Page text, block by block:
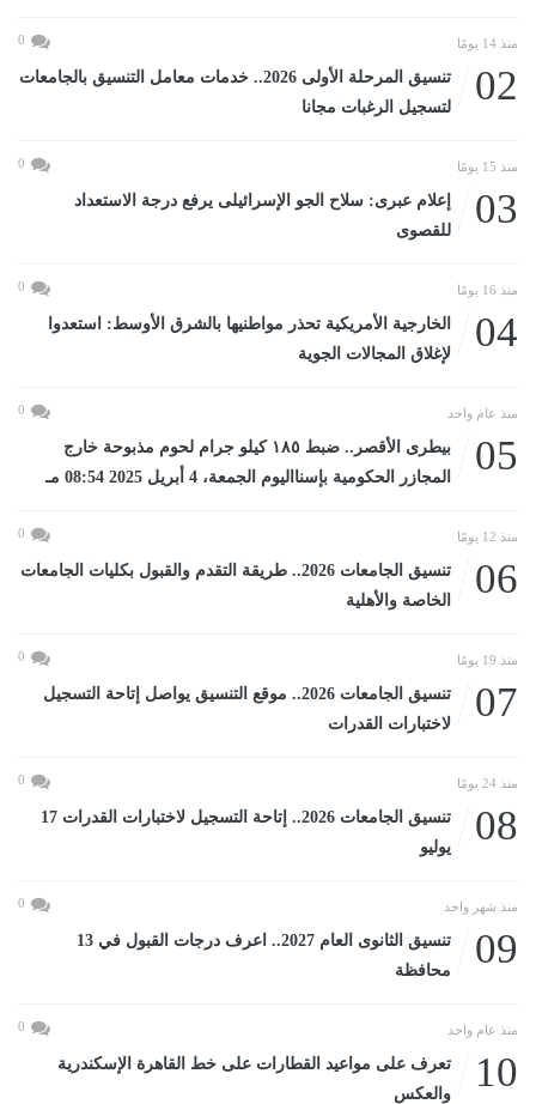
منذ 14 يومًا 0
02
تنسيق المرحلة الأولى 2026.. خدمات معامل التنسيق بالجامعات
لتسجيل الرغبات مجانا
منذ 15 يومًا 0
03
إعلام عبرى: سلاح الجو الإسرائيلى يرفع درجة الاستعداد
للقصوى
منذ 16 يومًا 0
04
الخارجية الأمريكية تحذر مواطنيها بالشرق الأوسط: استعدوا
لإغلاق المجالات الجوية
منذ عام واحد 0
05
بيطرى الأقصر.. ضبط ١٨٥ كيلو جرام لحوم مذبوحة خارج
المجازر الحكومية بإسنااليوم الجمعة، 4 أبريل 2025 08:54 مـ
منذ 12 يومًا 0
06
تنسيق الجامعات 2026.. طريقة التقدم والقبول بكليات الجامعات
الخاصة والأهلية
منذ 19 يومًا 0
07
تنسيق الجامعات 2026.. موقع التنسيق يواصل إتاحة التسجيل
لاختبارات القدرات
منذ 24 يومًا 0
08
تنسيق الجامعات 2026.. إتاحة التسجيل لاختبارات القدرات 17
يوليو
منذ شهر واحد 0
09
تنسيق الثانوى العام 2027.. اعرف درجات القبول في 13
محافظة
منذ عام واحد 0
10
تعرف على مواعيد القطارات على خط القاهرة الإسكندرية
والعكس